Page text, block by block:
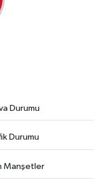
Durumu
Durumu
Manşetler